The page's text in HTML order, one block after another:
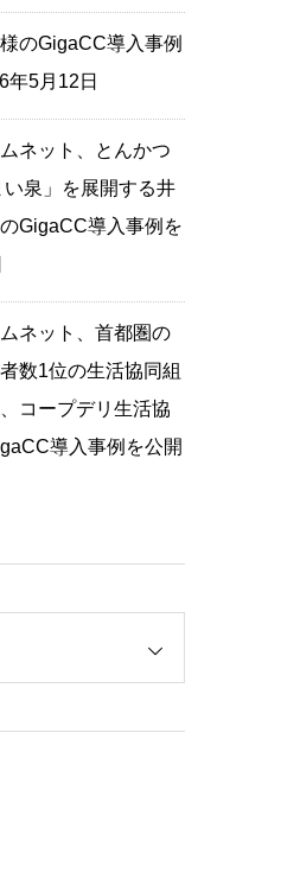
のGigaCC導入事例
年5月12日
ネット、とんかつ
泉」を展開する井
GigaCC導入事例を
ネット、首都圏の
数1位の生活協同組
コープデリ生活協
導入事例を公開